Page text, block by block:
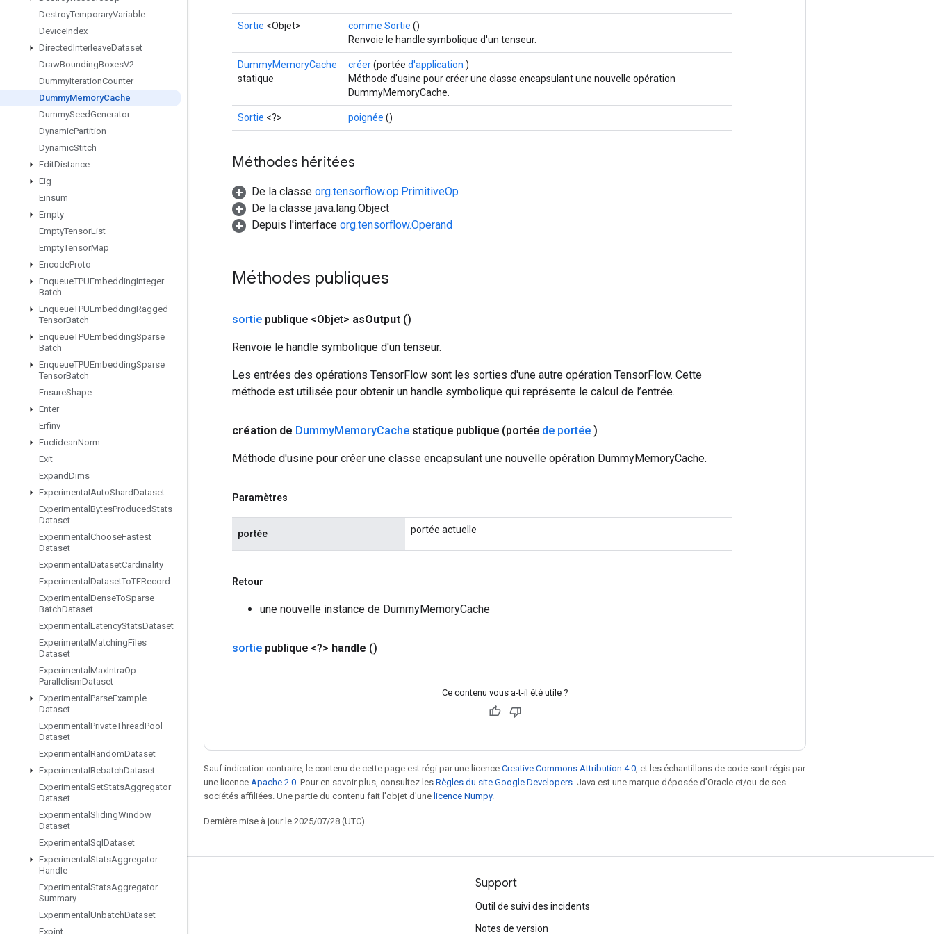
DestroyTemporaryVariable
DeviceIndex
DirectedInterleaveDataset
DrawBoundingBoxesV2
DummyIterationCounter
DummyMemoryCache
DummySeedGenerator
DynamicPartition
DynamicStitch
EditDistance
Eig
Einsum
Empty
EmptyTensorList
EmptyTensorMap
EncodeProto
EnqueueTPUEmbeddingInteger
Batch
EnqueueTPUEmbeddingRagged
TensorBatch
EnqueueTPUEmbeddingSparse
Batch
EnqueueTPUEmbeddingSparse
TensorBatch
EnsureShape
Enter
Erfinv
EuclideanNorm
Exit
ExpandDims
Experimental AutoShardDataset
Experimental BytesProducedStats
Dataset
Experimental ChooseFastest
Dataset
Experimental DatasetCardinality
Experimental DatasetToTFRecord
Experimental DenseToSparse
BatchDataset
Experimental LatencyStatsDataset
Experimental MatchingFiles
Dataset
Experimental MaxIntraOp
ParallelismDataset
Experimental ParseExample
Dataset
Experimental PrivateThreadPool
Dataset
Experimental RandomDataset
Experimental RebatchDataset
Experimental SetStatsAggregator
Dataset
Experimental SlidingWindow
Dataset
Experimental Sql Dataset
Experimental StatsAggregator
Handle
Experimental StatsAggregator
Summary
Experimental UnbatchDataset
Expint
Sortie <Objet> comme Sortie ()
Renvoie le handle symbolique d'un tenseur.
DummyMemoryCache
statique
créer(portée d'application )
Méthode d'usine pour créer une classe encapsulant une nouvelle opération
DummyMemoryCache.
Sortie <?> poignée ()
Méthodes héritées
De la classe org.tensorflow.op.PrimitiveOp
De la classe java.lang.Object
Depuis l'interface org.tensorflow.Operand
Méthodes publiques
sortie publique <Objet> asOutput ()
Renvoie le handle symbolique d'un tenseur.
Les entrées des opérations TensorFlow sont les sorties d'une autre opération TensorFlow. Cette
méthode est utilisée pour obtenir un handle symbolique qui représente le calcul de l’entrée.
création de DummyMemoryCache statique publique (portée de portée )
Méthode d'usine pour créer une classe encapsulant une nouvelle opération DummyMemoryCache.
Paramètres
portée portée actuelle
Retour
une nouvelle instance de DummyMemoryCache
sortie publique <?> handle ()
Ce contenu vous a-t-il été utile ?
Sauf indication contraire, le contenu de cette page est régi par une licence Creative Commons Attribution 4.0 , et les échantillons de code sont régis par
une licence Apache 2.0 . Pour en savoir plus, consultez les Règles du site Google Developers . Java est une marque déposée d'Oracle et/ou de ses
sociétés affiliées. Une partie du contenu fait l'objet d'une licence Numpy.
Dernière mise à jour le 2025/07/28 (UTC).
Rester connecté
Forum
Support
Outil de suivi des incidents
Notes de version